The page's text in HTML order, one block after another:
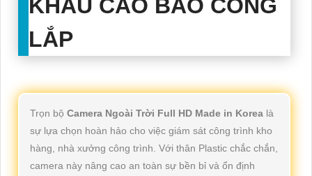
KHẤU CAO BAO CÔNG
LẮP
Trọn bộ Camera Ngoài Trời Full HD Made in Korea là
sự lựa chọn hoàn hảo cho việc giám sát công trình kho
hàng, nhà xưởng công trình. Với thân Plastic chắc chắn,
camera này nâng cao an toàn sự bền bỉ và ổn định